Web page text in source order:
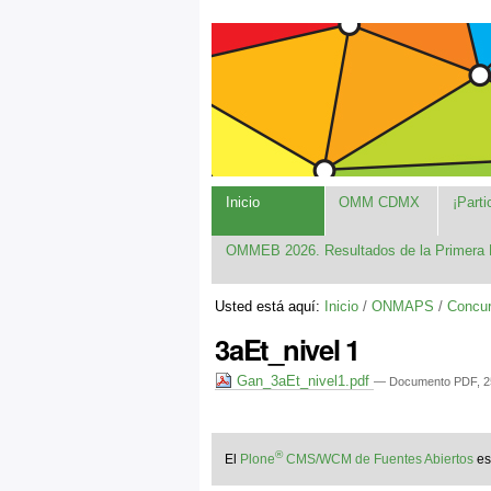
a
contenido.
a
navegación
Personales
Inicio OMM CDMX
OMMEB 2026. Resultados de la Primera
Usted está aquí: Inicio /ONMAPS /
3aEt_nivel 1
Gan_3aEt_nivel1.pdf— Documento PDF,
El Plone®CMS/WCM de Fuentes Abiertos